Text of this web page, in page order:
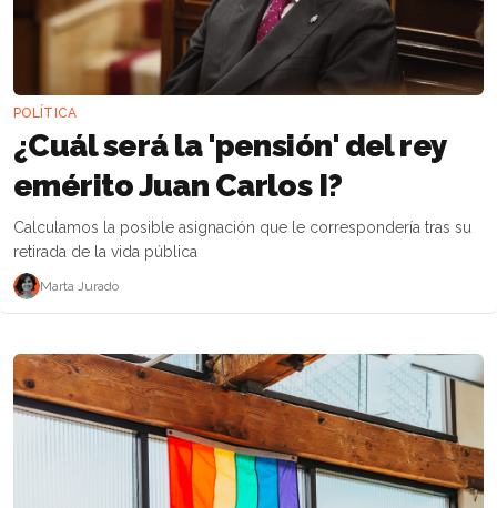
POLÍTICA
¿Cuál será la 'pensión' del rey
emérito Juan Carlos I?
Calculamos la posible asignación que le correspondería tras su
retirada de la vida pública
Marta Jurado